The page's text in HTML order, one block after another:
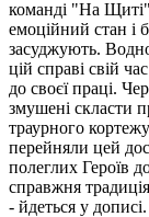
команді "На
емоційний стан і
засуджують.
цій справі свій
до своєї праці.
змушені скласти
траурного
перейняли цей
полеглих Героїв
справжня
- йдеться у